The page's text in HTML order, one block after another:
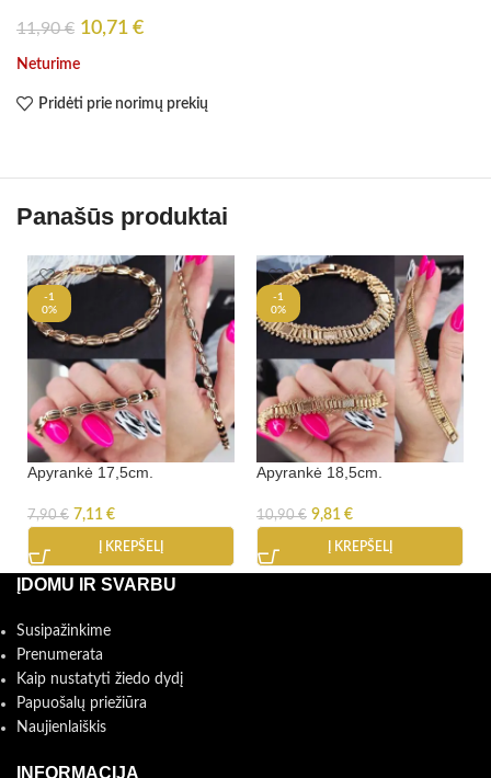
11,90€ 10,71 €
Neturime
Pridėti prie norimų prekių
Panašūs produktai
-1
0%
Apyrankė 17,5cm.
7,90€ 7,11 €
Į KREPŠELĮ
-1
0%
Apyrankė 18,5cm.
10,90€ 9,81 €
Į KREPŠELĮ
ĮDOMU IR SVARBU
Susipažinkime
Prenumerata
Kaip nustatyti žiedo dydį
Papuošalų priežiūra
Naujienlaiškis
INFORMACIJA